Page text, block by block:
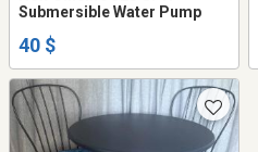
Submersible Water Pump
40 $